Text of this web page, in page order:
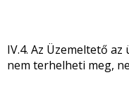
IV.4. Az Üzemeltető
nem terhelheti meg,